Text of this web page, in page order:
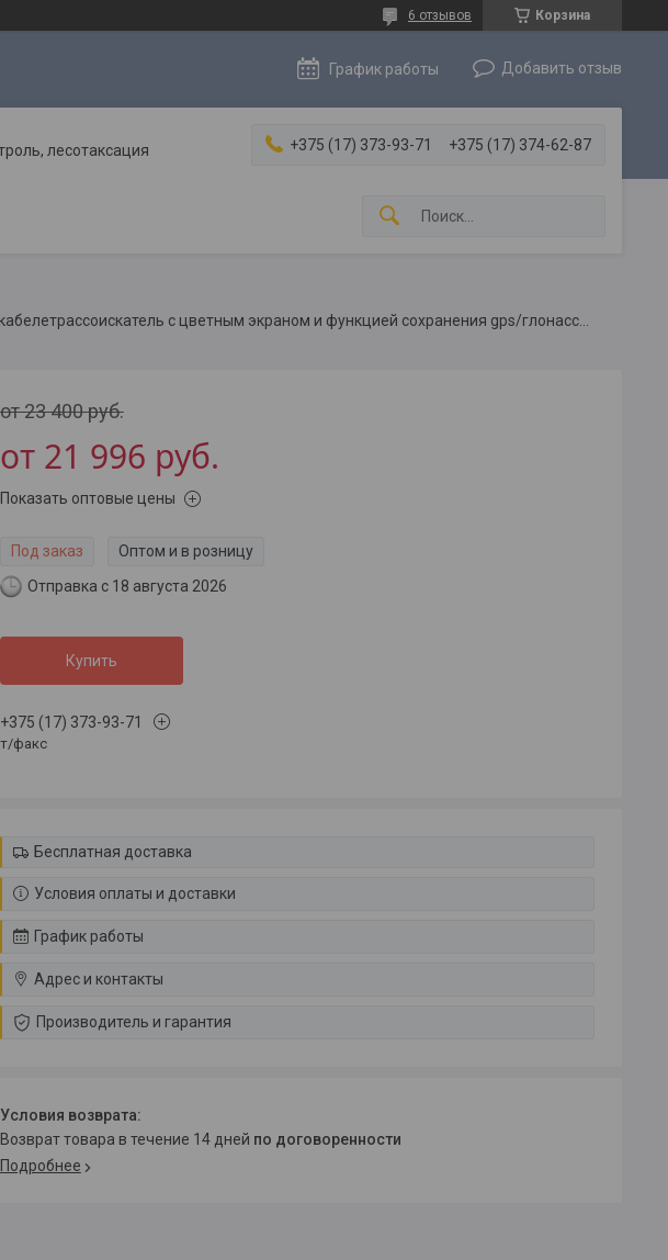
Корзина
6 отзывов
График работы Добавить отзыв
лесотаксация +375 (17) 373-93-71 +375 (17) 374-62-87
от 23 400руб.
от 21 996 руб.
Показать оптовые цены
Под заказ
Оптом и в розницу
Отправка с 18 августа 2026
Купить
+375 (17) 373-93-71
т/факс
Бесплатная доставка
Условия оплаты и доставки
График работы
Адрес и контакты
Производитель и гарантия
возврат товара в течение 14 дней по договоренности
Подробнее